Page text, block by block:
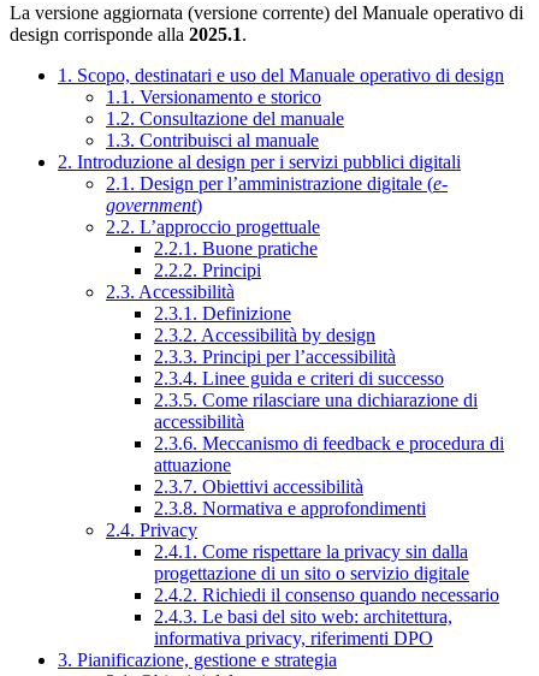
La versione aggiornata (versione corrente) del Manuale operativo di
design corrisponde alla 2025.1.
1. Scopo, destinatari e uso del Manuale operativo di design
1.1. Versionamento e storico
1.2. Consultazione del manuale
1.3. Contribuisci al manuale
2. Introduzione al design per i servizi pubblici digitali
2.1. Design per l’amministrazione digitale (e-
government)
2.2. L’approccio progettuale
2.2.1. Buone pratiche
2.2.2. Principi
2.3. Accessibilità
2.3.1. Definizione
2.3.2. Accessibilità by design
2.3.3. Principi per l’accessibilità
2.3.4. Linee guida e criteri di successo
2.3.5. Come rilasciare una dichiarazione di
accessibilità
2.3.6. Meccanismo di feedback e procedura di
attuazione
2.3.7. Obiettivi accessibilità
2.3.8. Normativa e approfondimenti
2.4. Privacy
2.4.1. Come rispettare la privacy sin dalla
progettazione di un sito o servizio digitale
2.4.2. Richiedi il consenso quando necessario
2.4.3. Le basi del sito web: architettura,
informativa privacy, riferimenti DPO
3. Pianificazione, gestione e strategia